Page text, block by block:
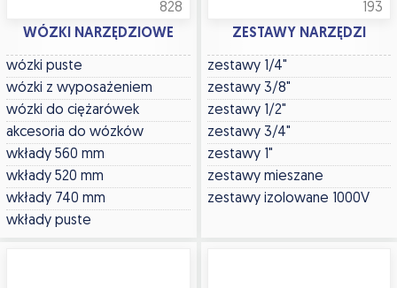
828
WÓZKI NARZĘDZIOWE
wózki puste
wózki z wyposażeniem
wózki do ciężarówek
akcesoria do wózków
wkłady 560 mm
wkłady 520 mm
wkłady 740 mm
wkłady puste
193
ZESTAWY NARZĘDZI
zestawy 1/4"
zestawy 3/8"
zestawy 1/2"
zestawy 3/4"
zestawy 1"
zestawy mieszane
zestawy izolowane 1000V